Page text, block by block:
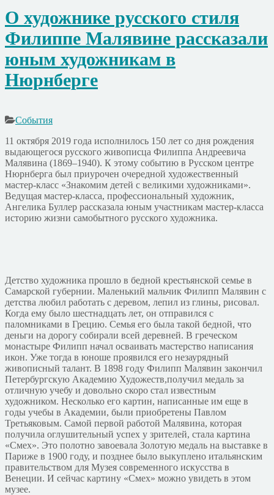
О художнике русского стиля
Филиппе Малявине рассказали
юным художникам в
Нюрнберге
События
11 октября 2019 года исполнилось 150 лет со дня рождения
выдающегося русского живописца Филиппа Андреевича
Малявина (1869–1940). К этому событию в Русском центре
Нюрнберга был приурочен очередной художественный
мастер-класс «Знакомим детей с великими художниками».
Ведущая мастер-класса, профессиональный художник,
Ангелика Буллер рассказала юным участникам мастер-класса
историю жизни самобытного русского художника.
Детство художника прошло в бедной крестьянской семье в
Самарской губернии. Маленький мальчик Филипп Малявин с
детства любил работать с деревом, лепил из глины, рисовал.
Когда ему было шестнадцать лет, он отправился с
паломниками в Грецию. Семья его была такой бедной, что
деньги на дорогу собирали всей деревней. В греческом
монастыре Филипп начал осваивать мастерство написания
икон. Уже тогда в юноше проявился его незаурядный
живописный талант. В 1898 году Филипп Малявин закончил
Петербургскую Академию Художеств,получил медаль за
отличную учебу и довольно скоро стал известным
художником. Несколько его картин, написанные им еще в
годы учебы в Академии, были приобретены Павлом
Третьяковым. Самой первой работой Малявина, которая
получила оглушительный успех у зрителей, стала картина
«Смех». Это полотно завоевала Золотую медаль на выставке в
Париже в 1900 году, и позднее было выкуплено итальянским
правительством для Музея современного искусства в
Венеции. И сейчас картину «Смех» можно увидеть в этом
музее.